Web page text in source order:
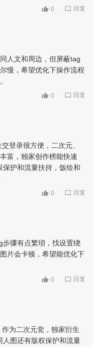
置”。
0 回复
人文和周边，但屏蔽tag
慢，希望优化下操作流程
0 回复
登录很方便，二次元、
富，独家创作榜能快速
护和流量扶持，饭绘和
0 回复
骤有点繁琐，找设置绕
片会卡顿，希望能优化下
0 回复
为二次元党，独家衍生
图还有版权保护和流量